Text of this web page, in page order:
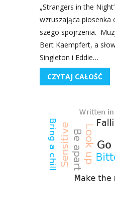
„Stran­gers in the
wzru­sza­ją­ca pio­sen­ka
sze­go spoj­rze­nia.
Bert Kaemp­fert, a
Sin­gle­ton i Eddie…
CZYTAJ CAŁOŚĆ